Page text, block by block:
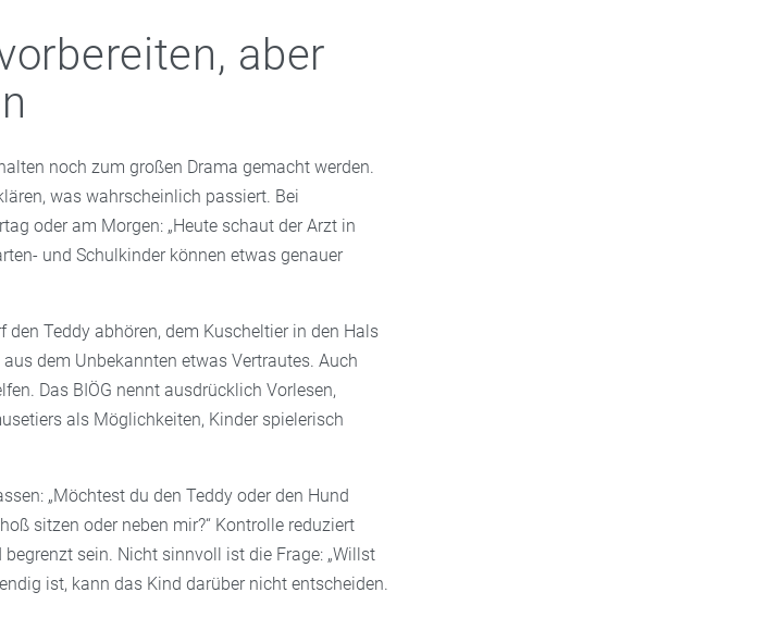
aber
noch zum großen Drama gemacht werden.
was wahrscheinlich passiert. Bei
oder am Morgen: „Heute schaut der Arzt in
und Schulkinder können etwas genauer
Teddy abhören, dem Kuscheltier in den Hals
dem Unbekannten etwas Vertrautes. Auch
Das BIÖG nennt ausdrücklich Vorlesen,
als Möglichkeiten, Kinder spielerisch
„Möchtest du den Teddy oder den Hund
sitzen oder neben mir?“ Kontrolle reduziert
sein. Nicht sinnvoll ist die Frage: „Willst
ist, kann das Kind darüber nicht entscheiden.